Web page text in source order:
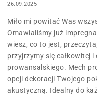
26.09.2025
Miło mi powitać Was
Omawialiśmy już
wiesz, co to jest,
przyjrzymy się całkowitej
prowansalskiego. Mech
opcji dekoracji Twojego
akustyczną. Idealny do